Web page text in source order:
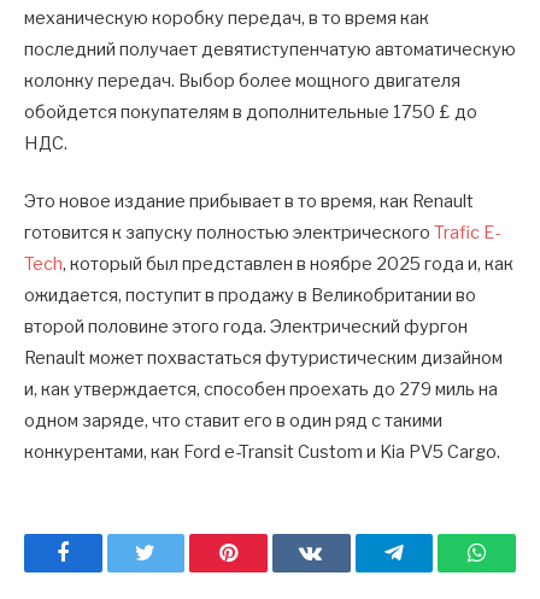
механическую коробку передач, в то время как
последний получает девятиступенчатую автоматическую
колонку передач. Выбор более мощного двигателя
обойдется покупателям в дополнительные 1750 £ до
НДС.
Это новое издание прибывает в то время, как Renault
готовится к запуску полностью электрического Trafic E-
Tech, который был представлен в ноябре 2025 года и, как
ожидается, поступит в продажу в Великобритании во
второй половине этого года. Электрический фургон
Renault может похвастаться футуристическим дизайном
и, как утверждается, способен проехать до 279 миль на
одном заряде, что ставит его в один ряд с такими
конкурентами, как Ford e-Transit Custom и Kia PV5 Cargo.
Facebook Pinterest ВКонтактеTelegram